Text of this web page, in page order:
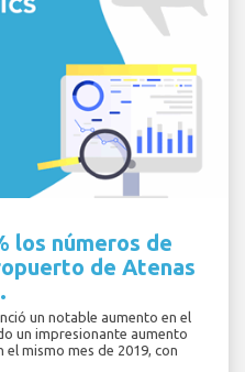
los números de
de Atenas
un notable aumento en el
un impresionante aumento
mismo mes de 2019, con